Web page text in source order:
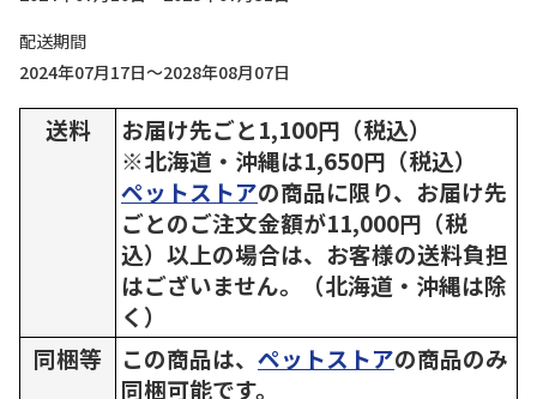
配送期間
2024年07月17日～2028年08月07日
送料
お届け先ごと1,100円（税込）
※北海道・沖縄は1,650円（税込）
ペットストアの商品に限り、お届け先
ごとのご注文金額が11,000円（税
込）以上の場合は、お客様の送料負担
はございません。（北海道・沖縄は除
く）
同梱等
この商品は、 ペットストアの商品のみ
同梱可能です。